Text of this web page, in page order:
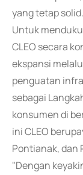
yang tetap solid.
Untuk
CLEO secara
ekspansi
penguatan
sebagai
konsumen di
ini CLEO
Pontianak, dan
"Dengan